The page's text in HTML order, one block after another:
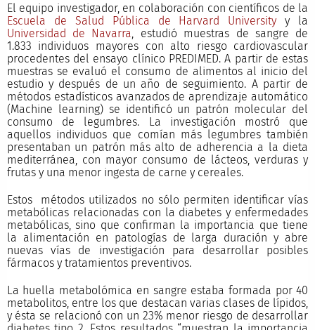
El equipo investigador, en colaboración con científicos de la
Escuela de Salud Pública de Harvard University y la
Universidad de Navarra, estudió muestras de sangre de
1.833 individuos mayores con alto riesgo cardiovascular
procedentes del ensayo clínico PREDIMED. A partir de estas
muestras se evaluó el consumo de alimentos al inicio del
estudio y después de un año de seguimiento. A partir de
métodos estadísticos avanzados de aprendizaje automático
(Machine learning) se identificó un patrón molecular del
consumo de legumbres. La investigación mostró que
aquellos individuos que comían más legumbres también
presentaban un patrón más alto de adherencia a la dieta
mediterránea, con mayor consumo de lácteos, verduras y
frutas y una menor ingesta de carne y cereales.
Estos métodos utilizados no sólo permiten identificar vías
metabólicas relacionadas con la diabetes y enfermedades
metabólicas, sino que confirman la importancia que tiene
la alimentación en patologías de larga duración y abre
nuevas vías de investigación para desarrollar posibles
fármacos y tratamientos preventivos.
La huella metabolómica en sangre estaba formada por 40
metabolitos, entre los que destacan varias clases de lípidos,
y ésta se relacionó con un 23% menor riesgo de desarrollar